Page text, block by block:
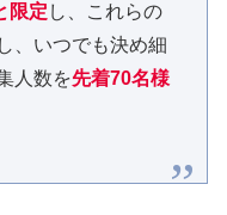
限定 し、これらの
、いつでも決め細
人数を先着70名様